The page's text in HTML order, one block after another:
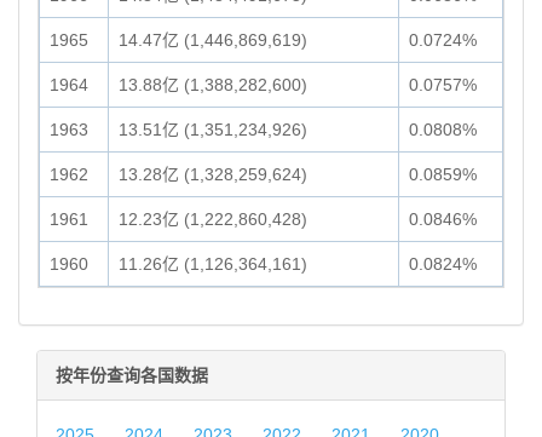
1965 14.47亿 (1,446,869,619) 0.0724%
1964 13.88亿 (1,388,282,600) 0.0757%
1963 13.51亿 (1,351,234,926) 0.0808%
1962 13.28亿 (1,328,259,624) 0.0859%
1961 12.23亿 (1,222,860,428) 0.0846%
1960 11.26亿 (1,126,364,161) 0.0824%
按年份查询各国数据